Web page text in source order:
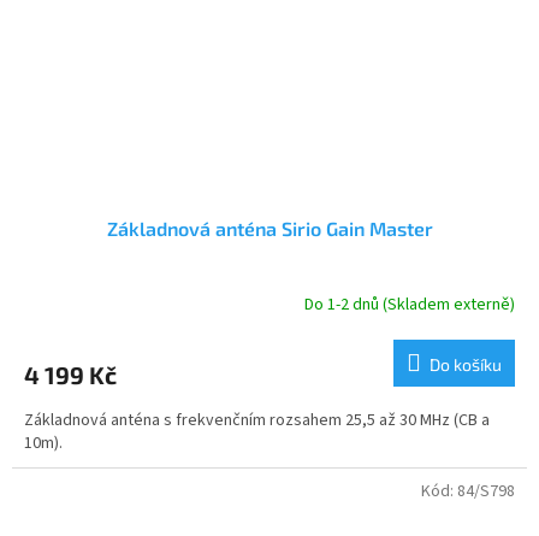
Základnová anténa Sirio Gain Master
Do 1-2 dnů (Skladem externě)
4 199 Kč Do košíku
Základnová anténa s frekvenčním rozsahem 25,5 až 30 MHz (CB a
10m).
Kód: 84/S798